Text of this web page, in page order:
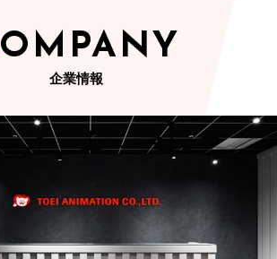
COMPANY
企業情報